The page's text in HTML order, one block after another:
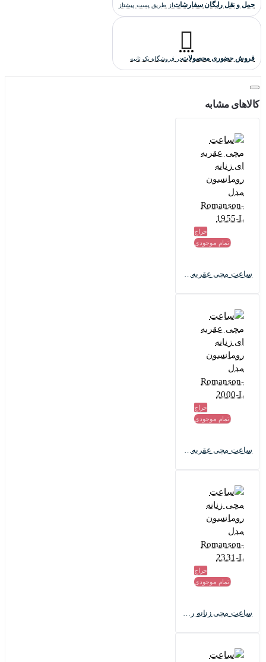
حمل و نقل رایگان سفارشاتاز طریق پست پیشتاز
فروش حضوری محصولاتدر فروشگاه تک ثانیه
کالاهای مشابه
حراج
اتمام موجودی
ساعت مچی عقربه ای زنانه رومانسون مدل Romanson-1955-L
حراج
اتمام موجودی
ساعت مچی عقربه ای زنانه رومانسون مدل Romanson-2000-L
حراج
اتمام موجودی
ساعت مچی زنانه رومانسون مدل Romanson-2331-L